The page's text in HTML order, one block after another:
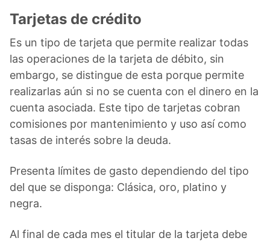
Tarjetas de crédito
Es un tipo de tarjeta que permite realizar todas
las operaciones de la tarjeta de débito, sin
embargo, se distingue de esta porque permite
realizarlas aún si no se cuenta con el dinero en la
cuenta asociada. Este tipo de tarjetas cobran
comisiones por mantenimiento y uso así como
tasas de interés sobre la deuda.
Presenta límites de gasto dependiendo del tipo
del que se disponga: Clásica, oro, platino y
negra.
Al final de cada mes el titular de la tarjeta debe